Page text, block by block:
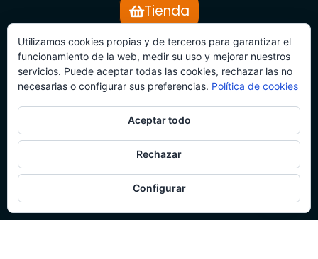
Tienda
SUBSCRÍBETE
BOLETÍN DE NOTICIAS
SUBSCRÍBETE
Utilizamos cookies propias y de terceros para garantizar el
funcionamiento de la web, medir su uso y mejorar nuestros
servicios. Puede aceptar todas las cookies, rechazar las no
necesarias o configurar sus preferencias. Política de cookies
Aceptar todo
Rechazar
Configurar